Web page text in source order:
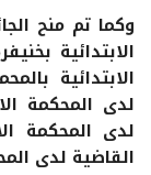
وكما تم منح
الابتدائية
الابتدائية
لدى المحكمة
لدى المحكمة
القاضية لدى